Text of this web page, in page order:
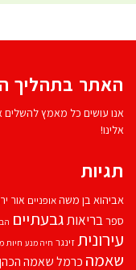
האתר בתהליך
אנו עושים כל מאמץ
אלינו!
תגיות
אביהוא בן משהאופניים אור
ספרבריאותגבעתיים
עירוניתזינגר חיה מנע חיות
שאמה כרמל שאמה הכהן